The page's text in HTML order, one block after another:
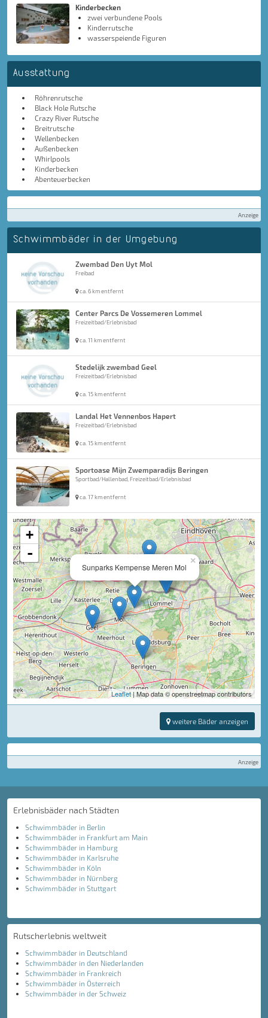
Kinderbecken
zwei verbundene Pools
Kinderrutsche
wasserspeiende Figuren
Ausstattung
Röhrenrutsche
Black Hole Rutsche
Crazy River Rutsche
Breitrutsche
Wellenbecken
Außenbecken
Whirlpools
Kinderbecken
Abenteuerbecken
Anzeige
Schwimmbäder in der Umgebung
Zwembad Den Uyt Mol
Freibad
ca. 6 km entfernt
Center Parcs De Vossemeren Lommel
Freizeitbad/Erlebnisbad
ca. 11 km entfernt
Stedelijk zwembad Geel
Freizeitbad/Erlebnisbad
ca. 15 km entfernt
Landal Het Vennenbos Hapert
Freizeitbad/Erlebnisbad
ca. 15 km entfernt
Sportoase Mijn Zwemparadijs Beringen
Sportbad/Hallenbad, Freizeitbad/Erlebnisbad
ca. 17 km entfernt
×
Sunparks Kempense Meren Mol
+
-
Leaflet| Map data © openstreetmap contributors
weitere Bäder anzeigen
Anzeige
Erlebnisbäder nach Städten
Schwimmbäder in Berlin
Schwimmbäder in Frankfurt am Main
Schwimmbäder in Hamburg
Schwimmbäder in Karlsruhe
Schwimmbäder in Köln
Schwimmbäder in Nürnberg
Schwimmbäder in Stuttgart
Rutscherlebnis weltweit
Schwimmbäder in Deutschland
Schwimmbäder in den Niederlanden
Schwimmbäder in Frankreich
Schwimmbäder in Österreich
Schwimmbäder in der Schweiz